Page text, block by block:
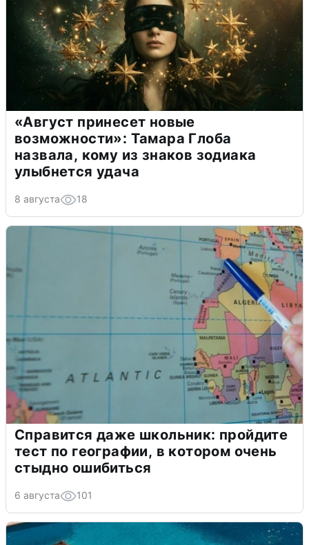
«Август принесет новые
возможности»: Тамара Глоба
назвала, кому из знаков зодиака
улыбнется удача
8 августа 18
Справится даже школьник: пройдите
тест по географии, в котором очень
стыдно ошибиться
6 августа 101